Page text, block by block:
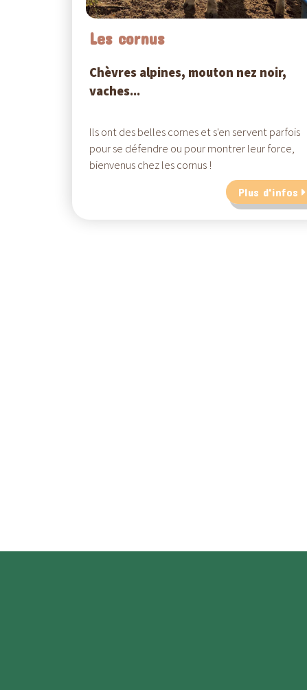
Les cornus
Chèvres alpines, mouton nez noir,
vaches...
Ils ont des belles cornes et s'en servent parfois
pour se défendre ou pour montrer leur force,
bienvenus chez les cornus !
Plus d'infos